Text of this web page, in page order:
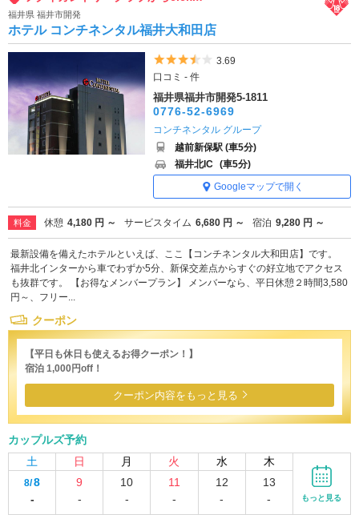
福井県 福井市開発
ホテル コンチネンタル福井大和田店
5つ星のうち3.5
3.69
口コミ - 件
福井県福井市開発5-1811
0776-52-6969
コンチネンタル グループ
越前新保駅 (車5分)
福井北IC (車5分)
Googleマップで開く
料金 休憩 4,180 円 ～ サービスタイム 6,680 円 ～ 宿泊 9,280 円 ～
最新設備を備えたホテルといえば、ここ【コンチネンタル大和田店】です。
福井北インターから車でわずか5分、新保交差点からすぐの好立地でアクセス
も抜群です。 【お得なメンバープラン】 メンバーなら、平日休憩２時間3,580
円～、フリー...
クーポン
【平日も休日も使えるお得クーポン！】
宿泊 1,000円off！
クーポン内容をもっと見る
カップルズ予約
土
日 月 火 水 木
8/8
-
9
-
10
-
11
-
12
-
13
-
もっと見る